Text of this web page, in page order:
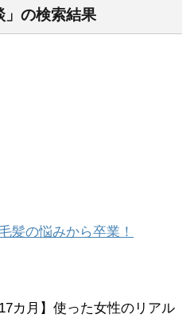
」の検索結果
髪の悩みから卒業！
カ月】使った女性のリアル